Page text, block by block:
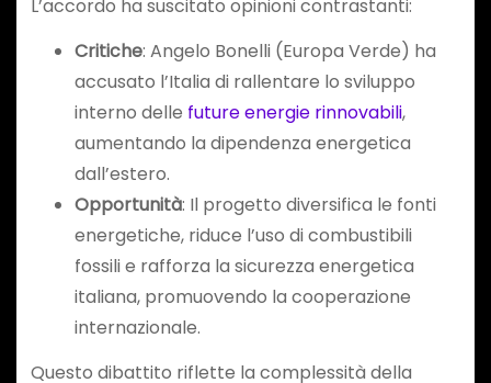
L’accordo ha suscitato opinioni contrastanti:
Critiche: Angelo Bonelli (Europa Verde) ha
accusato l’Italia di rallentare lo sviluppo
interno delle future energie rinnovabili,
aumentando la dipendenza energetica
dall’estero.
Opportunità: Il progetto diversifica le fonti
energetiche, riduce l’uso di combustibili
fossili e rafforza la sicurezza energetica
italiana, promuovendo la cooperazione
internazionale.
Questo dibattito riflette la complessità della